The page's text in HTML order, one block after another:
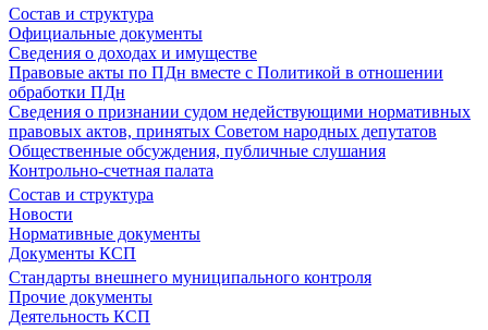
Состав и структура
Официальные документы
Сведения о доходах и имуществе
Правовые акты по ПДн вместе с Политикой в отношении
обработки ПДн
Сведения о признании судом недействующими нормативных
правовых актов, принятых Советом народных депутатов
Общественные обсуждения, публичные слушания
Контрольно-счетная палата
Состав и структура
Новости
Нормативные документы
Документы КСП
Стандарты внешнего муниципального контроля
Прочие документы
Деятельность КСП